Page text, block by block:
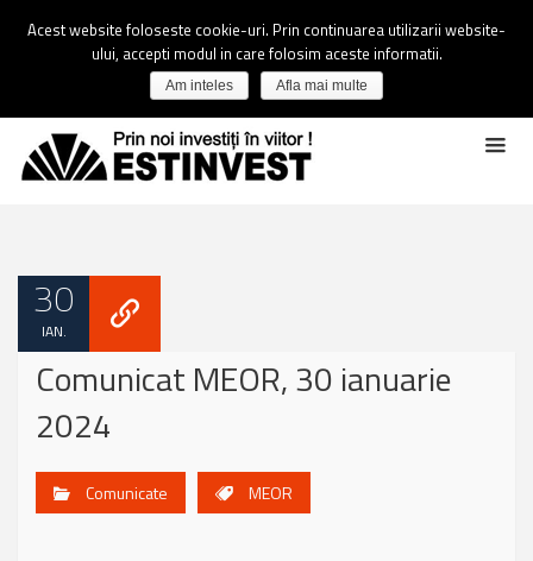
30
IAN.
Comunicat MEOR, 30 ianuarie
2024
Comunicate MEOR
Acest website foloseste cookie-uri. Prin continuarea utilizarii website-
ului, accepti modul in care folosim aceste informatii.
Am inteles Afla mai multe